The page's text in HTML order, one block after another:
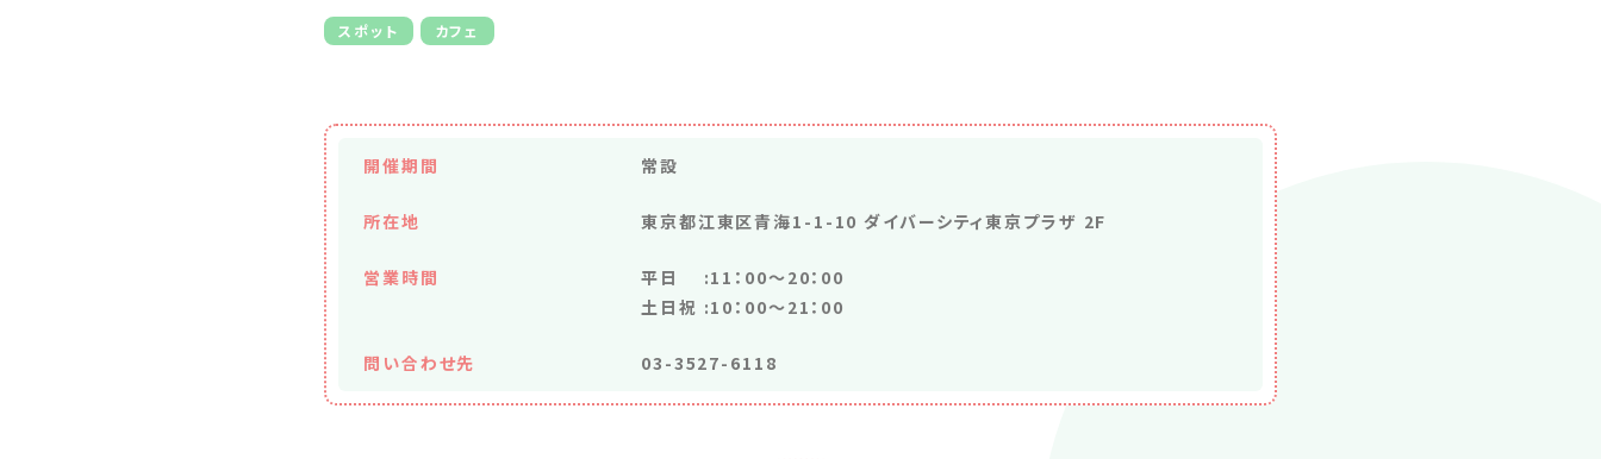
スポット カフェ
開催期間 常設
所在地 東京都江東区青海1-1-10 ダイバーシティ東京プラザ 2F
営業時間
平日 :11：00～20：00
土日祝 :10：00～21：00
問い合わせ先 03-3527-6118